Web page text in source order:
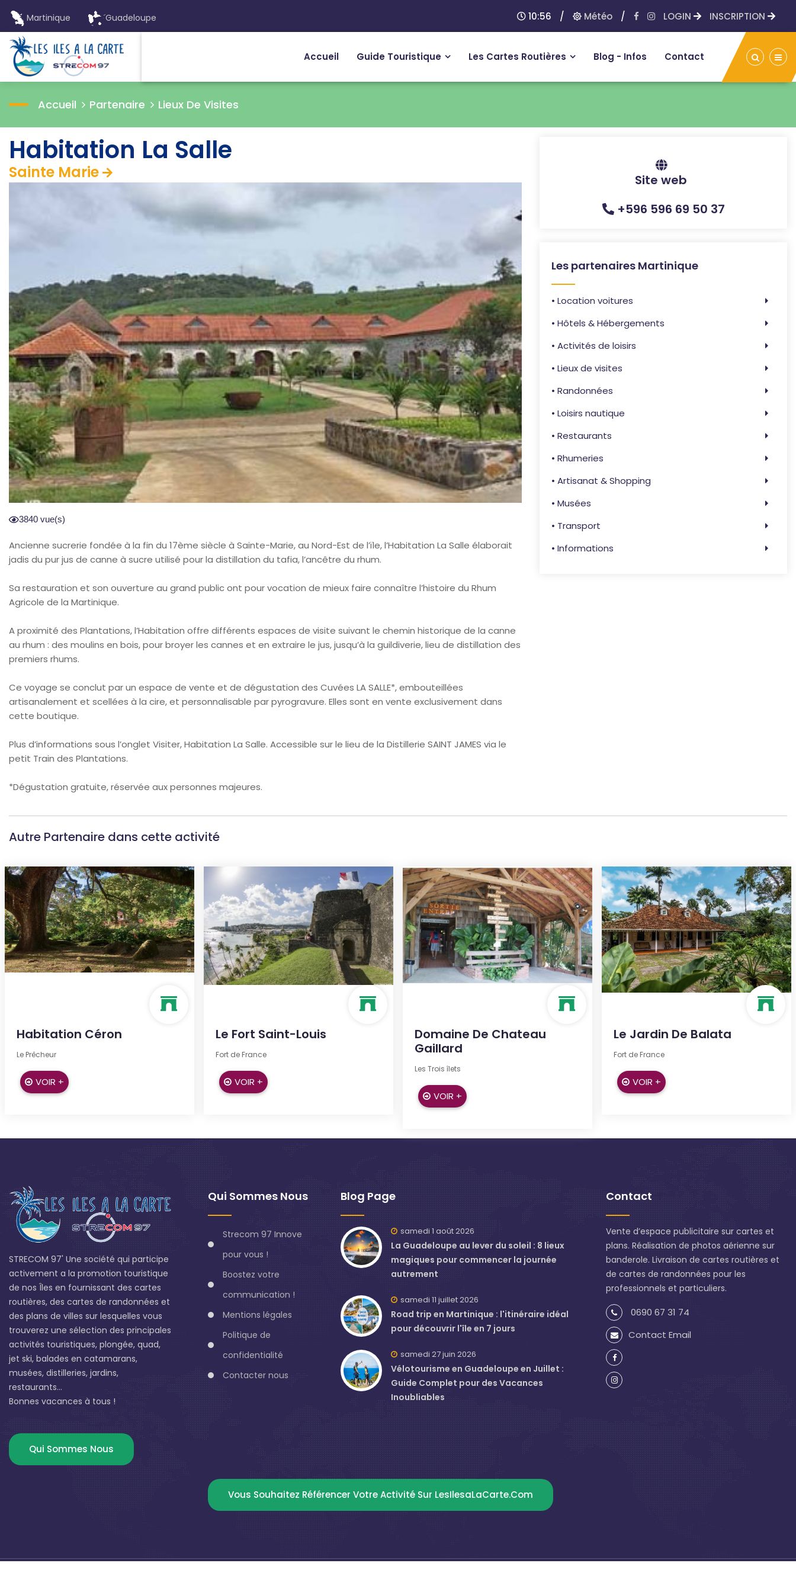
Martinique Guadeloupe 10:56 / Météo / LOGIN INSCRIPTION
Accueil Guide Touristique Les Cartes Routières Blog - Infos Contact
Accueil Partenaire Lieux De Visites
Habitation La Salle
Sainte Marie
3840 vue(s)
Ancienne sucrerie fondée à la fin du 17ème siècle à Sainte-Marie, au Nord-Est de l’ïle, l’Habitation La Salle élaborait
jadis du pur jus de canne à sucre utilisé pour la distillation du tafia, l’ancêtre du rhum.
Sa restauration et son ouverture au grand public ont pour vocation de mieux faire connaître l’histoire du Rhum
Agricole de la Martinique.
A proximité des Plantations, l’Habitation offre différents espaces de visite suivant le chemin historique de la canne
au rhum : des moulins en bois, pour broyer les cannes et en extraire le jus, jusqu’à la guildiverie, lieu de distillation des
premiers rhums.
Ce voyage se conclut par un espace de vente et de dégustation des Cuvées LA SALLE*, embouteillées
artisanalement et scellées à la cire, et personnalisable par pyrogravure. Elles sont en vente exclusivement dans
cette boutique.
Plus d’informations sous l’onglet Visiter, Habitation La Salle. Accessible sur le lieu de la Distillerie SAINT JAMES via le
petit Train des Plantations.
*Dégustation gratuite, réservée aux personnes majeures.
Site web
+596 596 69 50 37
Les partenaires Martinique
• Location voitures
• Hôtels & Hébergements
• Activités de loisirs
• Lieux de visites
• Randonnées
• Loisirs nautique
• Restaurants
• Rhumeries
• Artisanat & Shopping
• Musées
• Transport
• Informations
Autre Partenaire dans cette activité
Habitation Céron
Le Prêcheur
VOIR +
Le Fort Saint-Louis
Fort de France
VOIR +
Domaine De Chateau
Gaillard
Les Trois îlets
VOIR +
Le Jardin De Balata
Fort de France
VOIR +
STRECOM 97' Une société qui participe
activement a la promotion touristique
de nos Îles en fournissant des cartes
routières, des cartes de randonnées et
des plans de villes sur lesquelles vous
trouverez une sélection des principales
activités touristiques, plongée, quad,
jet ski, balades en catamarans,
musées, distilleries, jardins,
restaurants...
Bonnes vacances à tous !
Qui Sommes Nous
Qui Sommes Nous
Strecom 97 Innove
pour vous !
Boostez votre
communication !
Mentions légales
Politique de
confidentialité
Contacter nous
Blog Page
samedi 1 août 2026
La Guadeloupe au lever du soleil : 8 lieux
magiques pour commencer la journée
autrement
samedi 11 juillet 2026
Road trip en Martinique : l'itinéraire idéal
pour découvrir l'île en 7 jours
samedi 27 juin 2026
Vélotourisme en Guadeloupe en Juillet :
Guide Complet pour des Vacances
Inoubliables
Contact
Vente d’espace publicitaire sur cartes et
plans. Réalisation de photos aérienne sur
banderole. Livraison de cartes routières et
de cartes de randonnées pour les
professionnels et particuliers.
0690 67 31 74
Contact Email
Vous Souhaitez Référencer Votre Activité Sur LesIlesaLaCarte.com